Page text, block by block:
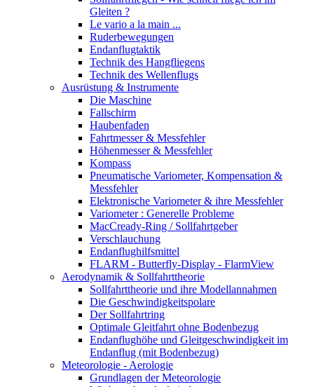
Gleiten ?
Le vario a la main ...
Ruderbewegungen
Endanflugtaktik
Technik des Hangfliegens
Technik des Wellenflugs
Ausrüstung & Instrumente
Die Maschine
Fallschirm
Haubenfaden
Fahrtmesser & Messfehler
Höhenmesser & Messfehler
Kompass
Pneumatische Variometer, Kompensation &
Messfehler
Elektronische Variometer & ihre Messfehler
Variometer : Generelle Probleme
MacCready-Ring / Sollfahrtgeber
Verschlauchung
Endanflughilfsmittel
FLARM - Butterfly-Display - FlarmView
Aerodynamik & Sollfahrttheorie
Sollfahrttheorie und ihre Modellannahmen
Die Geschwindigkeitspolare
Der Sollfahrtring
Optimale Gleitfahrt ohne Bodenbezug
Endanflughöhe und Gleitgeschwindigkeit im
Endanflug (mit Bodenbezug)
Meteorologie - Aerologie
Grundlagen der Meteorologie